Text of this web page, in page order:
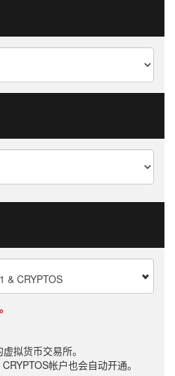
& CRYPTOS
。
拟货币交易所。
帐户也会自动开通。